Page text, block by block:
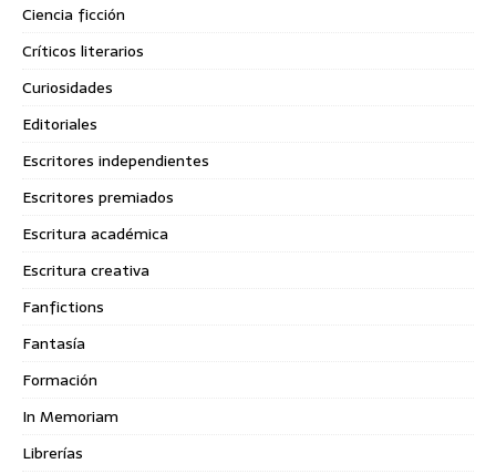
Ciencia ficción
Críticos literarios
Curiosidades
Editoriales
Escritores independientes
Escritores premiados
Escritura académica
Escritura creativa
Fanfictions
Fantasía
Formación
In Memoriam
Librerías